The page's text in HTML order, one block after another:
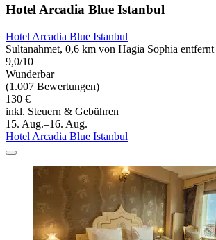
Hotel Arcadia Blue Istanbul
Hotel Arcadia Blue Istanbul
Sultanahmet, 0,6 km von Hagia Sophia entfernt
9,0/10
Wunderbar
(1.007 Bewertungen)
130 €
inkl. Steuern & Gebühren
15. Aug.–16. Aug.
Hotel Arcadia Blue Istanbul